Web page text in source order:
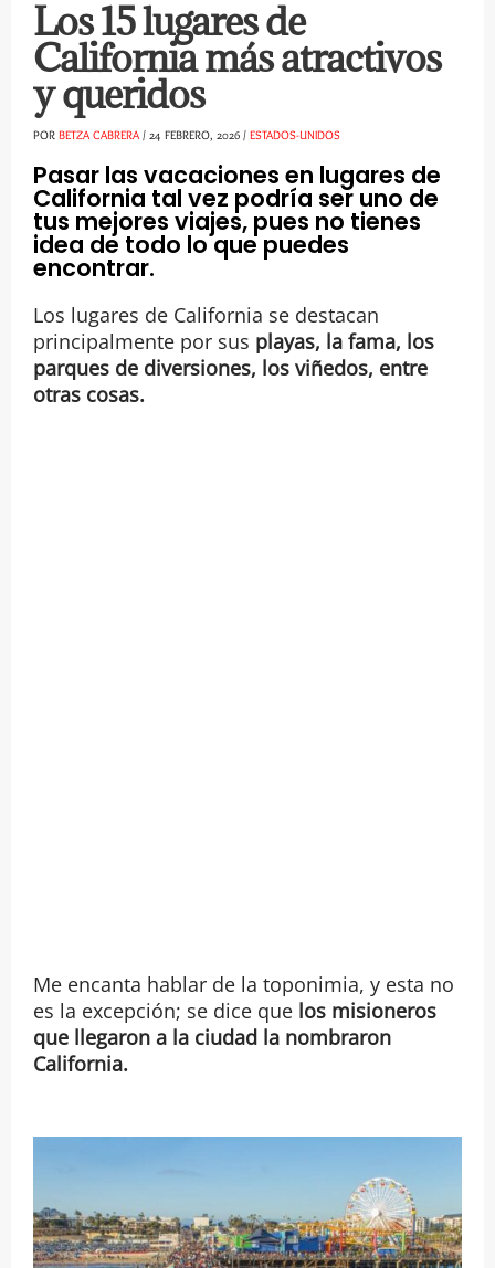
Los 15 lugares de
California más atractivos
y queridos
POR BETZA CABRERA / 24 FEBRERO, 2026 / ESTADOS-UNIDOS
Pasar las vacaciones en lugares de
California tal vez podría ser uno de
tus mejores viajes, pues no tienes
idea de todo lo que puedes
encontrar.
Los lugares de California se destacan
principalmente por sus playas, la fama, los
parques de diversiones, los viñedos, entre
otras cosas.
Me encanta hablar de la toponimia, y esta no
es la excepción; se dice quelos misioneros
que llegaron a la ciudad la nombraron
California.